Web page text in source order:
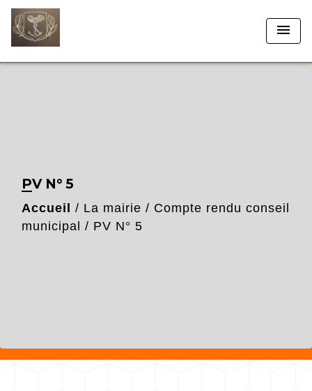
menu
PV N° 5
Accueil / La mairie / Compte rendu conseil
municipal / PV N° 5